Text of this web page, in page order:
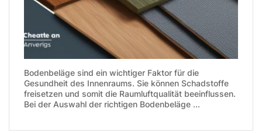
Bodenbeläge sind ein wichtiger Faktor für die
Gesundheit des Innenraums. Sie können Schadstoffe
freisetzen und somit die Raumluftqualität beeinflussen.
Bei der Auswahl der richtigen Bodenbeläge ...